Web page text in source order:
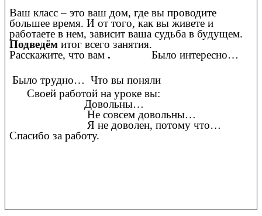
Ваш класс – это ваш дом, где вы проводите
большее время. И от того, как вы живете и
работаете в нем, зависит ваша судьба в будущем.
Подведём итог всего занятия.
Расскажите, что вам.Было интересно…
Было трудно… Что вы поняли
Своей работой на уроке вы:
Довольны…
Не совсем довольны…
Я не доволен, потому что…
Спасибо за работу.